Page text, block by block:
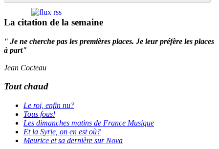
La citation de la semaine
" Je ne cherche pas les premières places. Je leur préfère les places
à part"
Jean Cocteau
Tout chaud
Le roi, enfin nu?
Tous fous!
Les dimanches matins de France Musique
Et la Syrie, on en est où?
Meurice et sa dernière sur Nova